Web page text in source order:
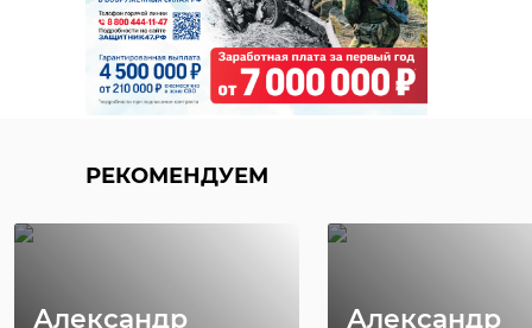
РЕКОМЕНДУЕМ
Александр
Александр